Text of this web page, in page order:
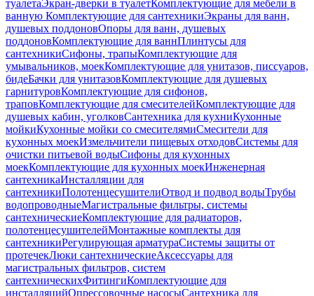
туалетаЭкран-дверки в туалетКомплектующие для мебели в
ванную Комплектующие для сантехникиЭкраны для ванн,
душевых поддоновОпоры для ванн, душевых
поддоновКомплектующие для ваннПлинтусы для
сантехникиСифоны, трапыКомплектующие для
умывальников, моекКомплектующие для унитазов, писсуаров,
бидеБачки для унитазовКомплектующие для душевых
гарнитуровКомплектующие для сифонов,
траповКомплектующие для смесителейКомплектующие для
душевых кабин, уголковСантехника для кухниКухонные
мойкиКухонные мойки со смесителямиСмесители для
кухонных моекИзмельчители пищевых отходовСистемы для
очистки питьевой водыСифоны для кухонных
моекКомплектующие для кухонных моекИнженерная
сантехникаИнсталляции для
сантехникиПолотенцесушителиОтвод и подвод водыТрубы
водопроводныеМагистральные фильтры, системы
сантехническиеКомплектующие для радиаторов,
полотенцесушителейМонтажные комплекты для
сантехникиРегулирующая арматураСистемы защиты от
протечекЛюки сантехническиеАксессуары для
магистральных фильтров, систем
сантехническихФитингиКомплектующие для
инсталляцийОпрессовочные насосыСантехника для